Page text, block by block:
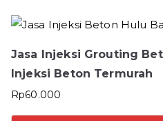
Jasa Injeksi Grouting
Injeksi Beton Termurah
Rp60.000